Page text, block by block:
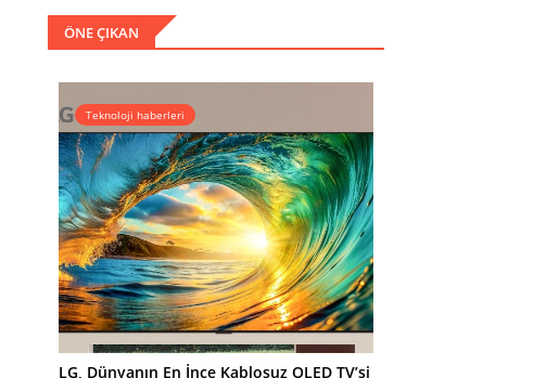
ÖNE ÇIKAN
Teknoloji haberleri
LG, Dünyanın En İnce Kablosuz OLED TV’si